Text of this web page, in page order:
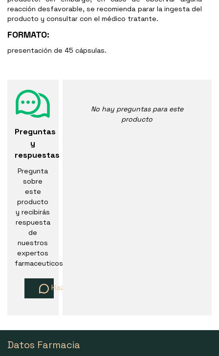
reacción desfavorable, se recomienda parar la ingesta del
producto y consultar con el médico tratante.
FORMATO:
presentación de 45 cápsulas.
Preguntas
y
respuestas
Pregunta
sobre
este
producto
y recibirás
respuesta
de
nuestros
expertos
farmaceuticos
Haz una pregunta
No hay preguntas para este
producto
Datos Farmacia